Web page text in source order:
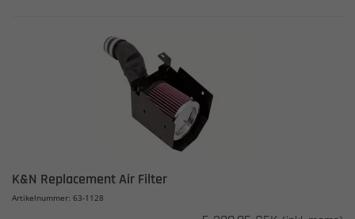
K&N Replacement Air Filter
Artikelnummer: 63-1128